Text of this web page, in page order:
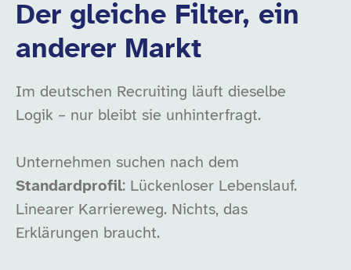
Der gleiche Filter, ein
anderer Markt
Im deutschen Recruiting läuft dieselbe
Logik – nur bleibt sie unhinterfragt.
Unternehmen suchen nach dem
Standardprofil: Lückenloser Lebenslauf.
Linearer Karriereweg. Nichts, das
Erklärungen braucht.